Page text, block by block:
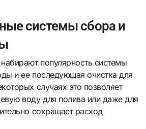
системы сбора и
популярность системы
и ее последующая очистка для
случаях это позволяет
воду для полива или даже для
сокращает расход